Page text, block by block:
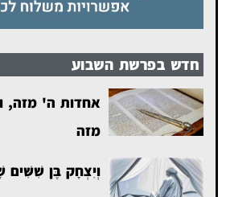
חדש בפרשת השבוע
אחדות ה' מזה,
מזה
וְיִצְחָק בֶּן שִׁשִּׁים